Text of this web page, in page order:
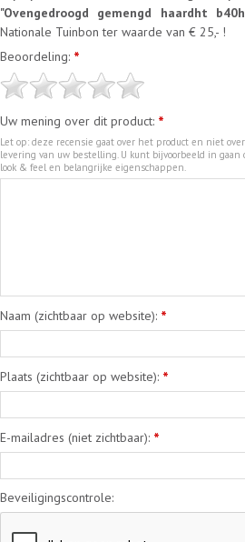
"Ovengedroogd gemengd haardht
Nationale Tuinbon ter waarde van € 25,- !
Beoordeling: *
Uw mening over dit product: *
Let op: deze recensie gaat over het product en niet
levering van uw bestelling. U kunt bijvoorbeeld in
look & feel en belangrijke eigenschappen.
Naam (zichtbaar op website): *
Plaats (zichtbaar op website): *
E-mailadres (niet zichtbaar): *
Beveiligingscontrole: